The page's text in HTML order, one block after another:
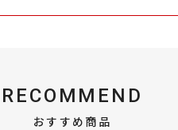
RECOMMEND
おすすめ商品